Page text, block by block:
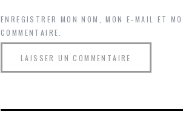
ENREGISTRER MON NOM, MON E-MAIL ET
COMMENTAIRE.